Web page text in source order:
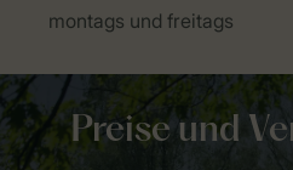
montags und freitags
Preise und